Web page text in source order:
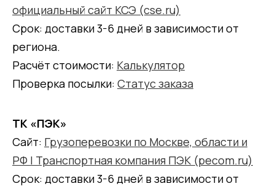
официальный сайт КСЭ (cse.ru)
Срок: доставки 3-6 дней в зависимости от
региона.
Расчёт стоимости: Калькулятор
Проверка посылки: Статус заказа
ТК «ПЭК»
Сайт: Грузоперевозки по Москве, области и
РФ | Транспортная компания ПЭК (pecom.ru)
Срок: доставки 3-6 дней в зависимости от